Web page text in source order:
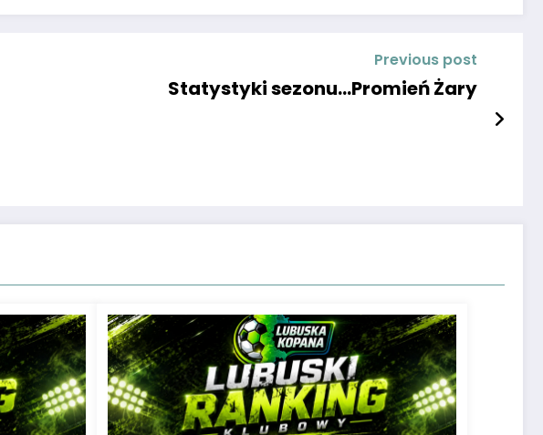
Previous post
Statystyki sezonu…Promień Żary